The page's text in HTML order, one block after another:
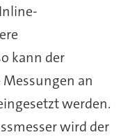
kann der
an
werden.
wird der